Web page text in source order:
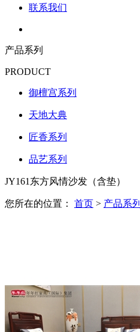
联系我们
产品系列
PRODUCT
御檀宫系列
天地大典
匠香系列
品艺系列
JY161东方风情沙发（含垫）
您所在的位置： 首页 > 产品系列